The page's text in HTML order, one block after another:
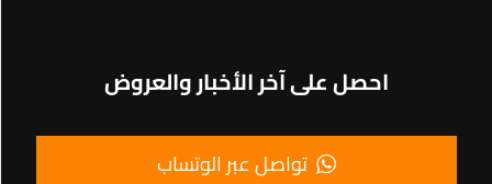
احصل على آخر الأخبار والعروض
تواصل عبر الوتساب